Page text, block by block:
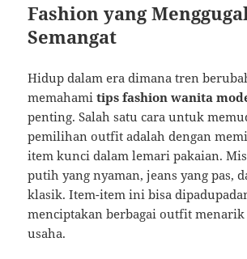
Fashion yang
Semangat
Hidup dalam era dimana tren
memahamitips fashion wanita
penting. Salah satu cara untuk
pemilihan outfit adalah dengan
item kunci dalam lemari pakaian.
putih yang nyaman, jeans yang pas,
klasik. Item-item ini bisa
menciptakan berbagai outfit menarik
usaha.